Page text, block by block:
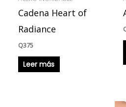
Cadena Heart of
Radiance
Q375
Leer más